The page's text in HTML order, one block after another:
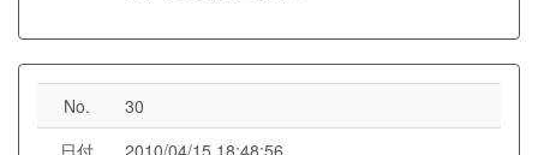
No.
30
日付
2010/04/15 18:48:56